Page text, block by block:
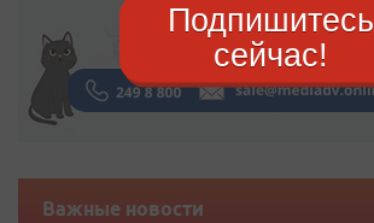
Важные новости
Подпишитесь
сейчас!